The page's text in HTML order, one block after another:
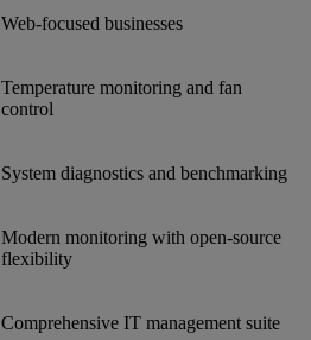
Web-focused businesses
Temperature monitoring and fan
control
System diagnostics and benchmarking
Modern monitoring with open-source
flexibility
Comprehensive IT management suite